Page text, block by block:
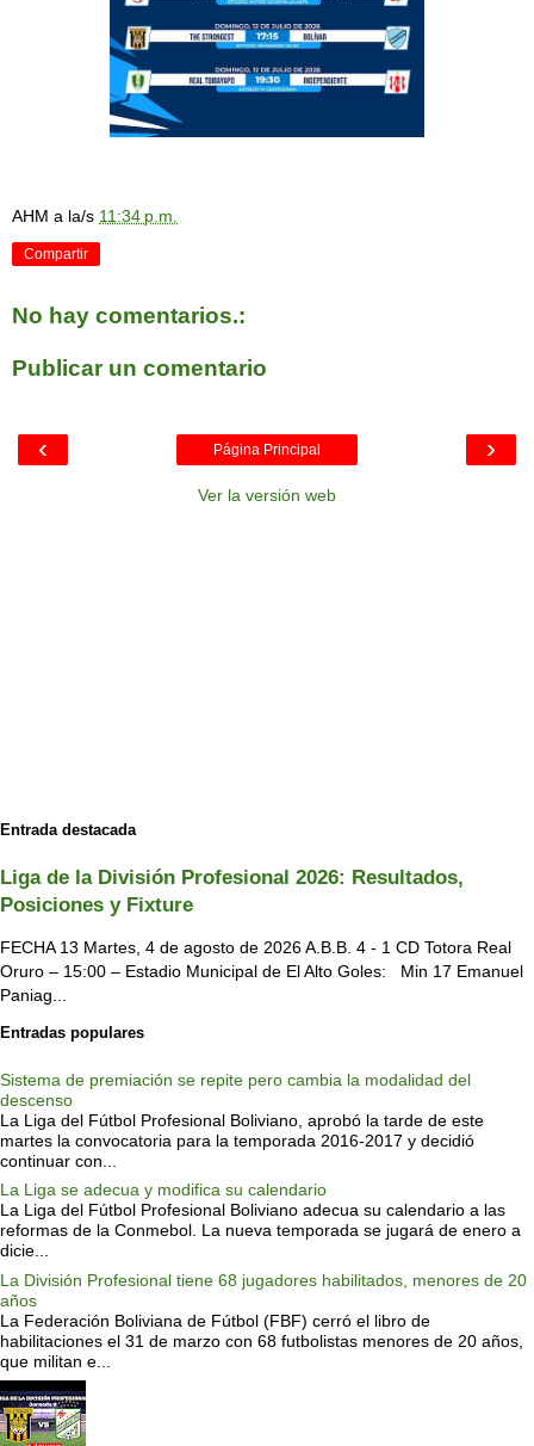
AHM a la/s 11:34 p.m.
Compartir
No hay comentarios.:
Publicar un comentario
‹ ›
Página Principal
Ver la versión web
Entrada destacada
Liga de la División Profesional 2026: Resultados,
Posiciones y Fixture
FECHA 13 Martes, 4 de agosto de 2026 A.B.B. 4 - 1 CD Totora Real
Oruro – 15:00 – Estadio Municipal de El Alto Goles: Min 17 Emanuel
Paniag...
Entradas populares
Sistema de premiación se repite pero cambia la modalidad del
descenso
La Liga del Fútbol Profesional Boliviano, aprobó la tarde de este
martes la convocatoria para la temporada 2016-2017 y decidió
continuar con...
La Liga se adecua y modifica su calendario
La Liga del Fútbol Profesional Boliviano adecua su calendario a las
reformas de la Conmebol. La nueva temporada se jugará de enero a
dicie...
La División Profesional tiene 68 jugadores habilitados, menores de 20
años
La Federación Boliviana de Fútbol (FBF) cerró el libro de
habilitaciones el 31 de marzo con 68 futbolistas menores de 20 años,
que militan e...